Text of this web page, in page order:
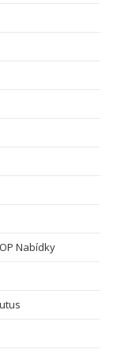
Nabídky